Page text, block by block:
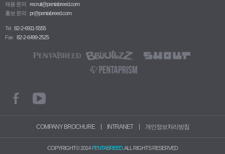
채용 문의
recruit@pentabreed.com
홍보 문의
pr@pentabreed.com
Tel 82-2-6911-5555
Fax 82-2-6499-2525
COMPANY BROCHURE | INTRANET | 개인정보처리방침
COPYRIGHT© 2014PENTABREED. ALL RIGHTS RESERVED